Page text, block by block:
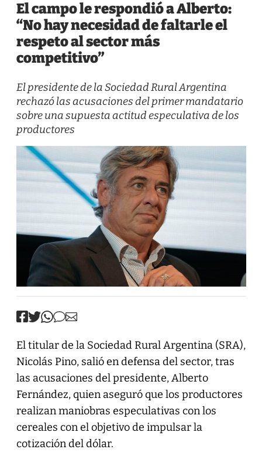
El campo le respondió a Alberto:
“No hay necesidad de faltarle el
respeto al sector más
competitivo”
El presidente de la Sociedad Rural Argentina
rechazó las acusaciones del primer mandatario
sobre una supuesta actitud especulativa de los
productores
El titular de la Sociedad Rural Argentina (SRA),
Nicolás Pino, salió en defensa del sector, tras
las acusaciones del presidente, Alberto
Fernández, quien aseguró que los productores
realizan maniobras especulativas con los
cereales con el objetivo de impulsar la
cotización del dólar.